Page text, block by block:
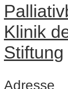
Klinik
Stiftung
Adresse